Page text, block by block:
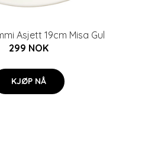
Asjett 19cm Misa Gul
299 NOK
KJØP NÅ